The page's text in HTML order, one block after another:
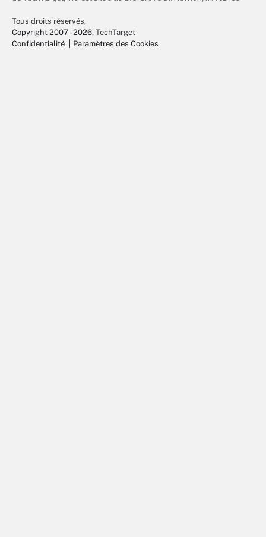
Tous droits réservés,
Copyright 2007 - 2026, TechTarget
Confidentialité
Paramètres des Cookies